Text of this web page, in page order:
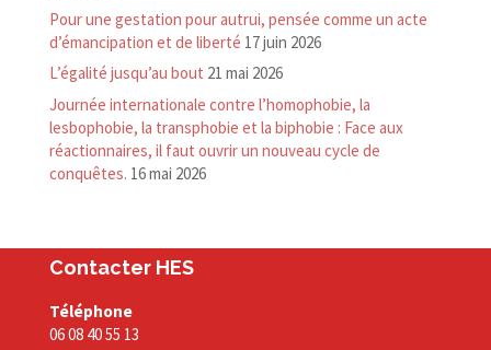
Pour une gestation pour autrui, pensée comme un acte
d’émancipation et de liberté 17 juin 2026
L’égalité jusqu’au bout 21 mai 2026
Journée internationale contre l’homophobie, la
lesbophobie, la transphobie et la biphobie : Face aux
réactionnaires, il faut ouvrir un nouveau cycle de
conquêtes. 16 mai 2026
Contacter HES
Téléphone
06 08 40 55 13